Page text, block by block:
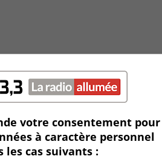
votre consentement pour
à caractère personnel
les cas suivants :